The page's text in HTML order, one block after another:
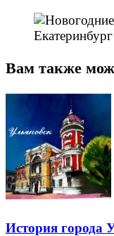
Вам также
История города